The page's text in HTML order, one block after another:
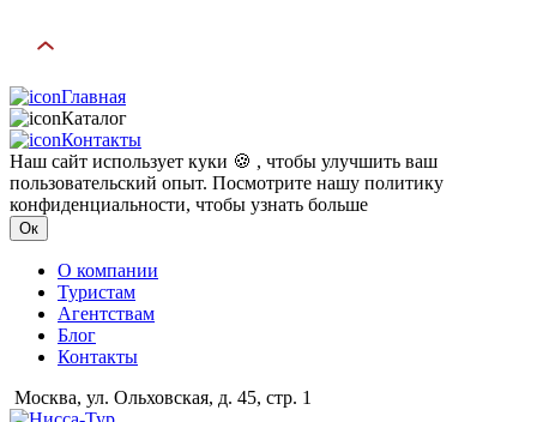
Главная
Каталог
Контакты
Наш сайт использует куки 🍪 , чтобы улучшить ваш
пользовательский опыт. Посмотрите нашу политику
конфиденциальности, чтобы узнать больше
Ок
О компании
Туристам
Агентствам
Блог
Контакты
Москва, ул. Ольховская, д. 45, стр. 1